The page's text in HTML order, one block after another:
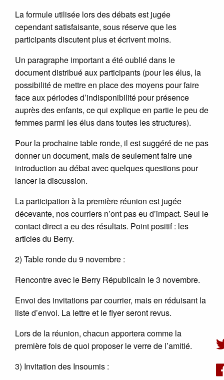
La formule utilisée lors des débats est jugée
cependant satisfaisante, sous réserve que les
participants discutent plus et écrivent moins.
Un paragraphe important a été oublié dans le
document distribué aux participants (pour les élus, la
possibilité de mettre en place des moyens pour faire
face aux périodes d’indisponibilité pour présence
auprès des enfants, ce qui explique en partie le peu de
femmes parmi les élus dans toutes les structures).
Pour la prochaine table ronde, il est suggéré de ne pas
donner un document, mais de seulement faire une
introduction au débat avec quelques questions pour
lancer la discussion.
La participation à la première réunion est jugée
décevante, nos courriers n’ont pas eu d’impact. Seul le
contact direct a eu des résultats. Point positif : les
articles du Berry.
2) Table ronde du 9 novembre :
Rencontre avec le Berry Républicain le 3 novembre.
Envoi des invitations par courrier, mais en réduisant la
liste d’envoi. La lettre et le flyer seront revus.
Lors de la réunion, chacun apportera comme la
première fois de quoi proposer le verre de l’amitié.
3) Invitation des Insoumis :